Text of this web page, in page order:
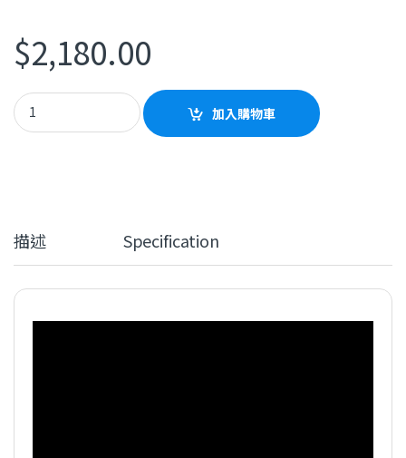
$2,180.00
AIRPULSE SW8 Subwoofer quantity
加入購物車
描述 Specification